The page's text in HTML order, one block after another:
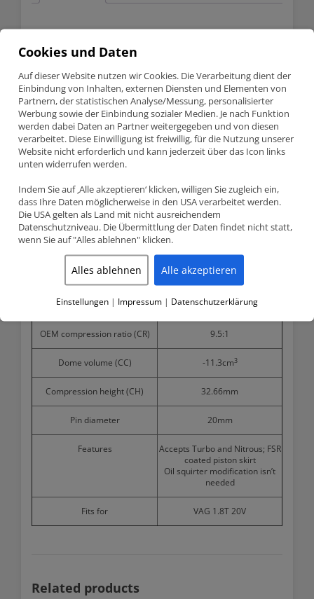
beschichteten
8.5
353824
beschichteten CR 8.5 81.5mm 353824
Teilenummer 353824
JE pistons Schmiedekolben Kit (4 Stk.) 81.50mm CR 8.5:1 Perfect
Skirt Beschichtung
Audi / Seat / Skoda / VW – 1.8 20V Turbo (AVC, ANB, AWU, AEB,
APP, ARY, AUQ)
Product detailed specification
Bore size
Stroke 86.40mm
(CR)
OEM compression ratio (CR) 9.5:1
Dome volume (CC) -11.3cm3
Compression height (CH) 32.66mm
Pin diameter 20mm
Features
Accepts Turbo and Nitrous; FSR
coated piston skirt
Oil squirter modification isn’t
needed
Fits for VAG 1.8T 20V
Related products
Cookies und Daten
Auf dieser Website nutzen wir Cookies. Die Verarbeitung dient der
Einbindung von Inhalten, externen Diensten und Elementen von
Partnern, der statistischen Analyse/Messung, personalisierter
Werbung sowie der Einbindung sozialer Medien. Je nach Funktion
werden dabei Daten an Partner weitergegeben und von diesen
verarbeitet. Diese Einwilligung ist freiwillig, für die Nutzung unserer
Website nicht erforderlich und kann jederzeit über das Icon links
unten widerrufen werden.
Indem Sie auf ‚Alle akzeptieren‘ klicken, willigen Sie zugleich ein,
dass Ihre Daten möglicherweise in den USA verarbeitet werden.
Die USA gelten als Land mit nicht ausreichendem
Datenschutzniveau. Die Übermittlung der Daten findet nicht statt,
wenn Sie auf "Alles ablehnen" klicken.
Alles ablehnen Alle akzeptieren
Einstellungen | Impressum | Datenschutzerklärung